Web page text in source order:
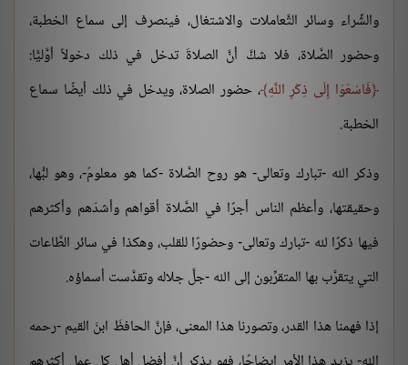
والشِّراء وسائر التَّعاملات والاشتغال، فينصرف إلى سماع الخطبة،
وحضور الصَّلاة، فلا شكَّ أنَّ الصلاةَ تدخل في ذلك دخولاً أوَّليًّا:
فَاسْعَوْا إِلَى ذِكْرِ اللَّهِ ، حضور الصلاة، ويدخل في ذلك أيضًا سماع
الخطبة.
وذكر الله -تبارك وتعالى- هو روح الصَّلاة -كما هو معلومٌ-، وهو لبُّها،
وحقيقتها، وأعظم الناس أجرًا في الصَّلاة أقواهم وأشدّهم وأكثرهم
فيها ذكرًا لله -تبارك وتعالى- وحضورًا للقلب، وهكذا في سائر الطَّاعات
التي يتقرَّب بها المتقرِّبون إلى الله -جلَّ جلاله وتقدَّست أسماؤه.
إذا فهمنا هذا القدر، وتصورنا هذا المعنى، فإنَّ الحافظَ ابنَ القيم -رحمه